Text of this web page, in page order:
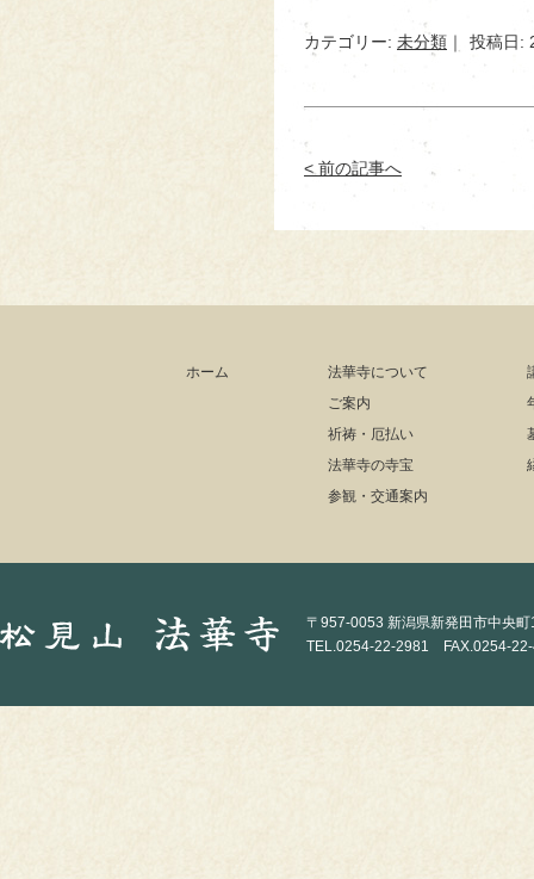
カテゴリー: 未分類 投稿日:
< 前の記事へ
ホーム
法華寺について
ご案内
祈祷・厄払い
法華寺の寺宝
参観・交通案内
〒957-0053 新潟県新発田市中央
TEL.0254-22-2981 FAX.0254-